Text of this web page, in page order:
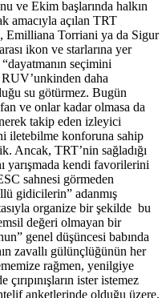
ve Ekim başlarında halkın
amacıyla açılan TRT
Emilliana Torriani ya da Sigur
ikon ve starlarına yer
seçimini
daha
su götürmez. Bugün
ve onlar kadar olmasa da
takip eden izleyici
iletebilme konforuna sahip
Ancak, TRT’nin sağladığı
yarışmada kendi favorilerini
sahnesi görmeden
gidicilerin” adanmış
organize bir şekilde bu
değeri olmayan bir
genel düşüncesi babında
zavallı gülünçlüğünün her
rağmen, yenilgiye
ister istemez
anketlerinde olduğu üzere,